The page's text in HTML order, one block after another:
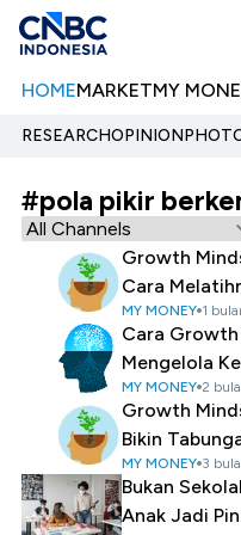
HOMEMARKETMY
RESEARCHOPINION
#pola pikir
Growth
Cara
MY MONEY 1
Cara
Mengelola
MY MONEY 2
Growth
Bikin
MY MONEY 3
Bukan
Anak Jadi